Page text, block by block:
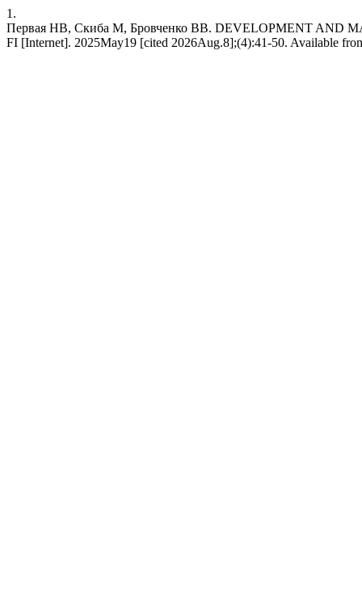
1.
Первая НВ, Скиба М, Бровченко ВВ. DEVELOPMENT AND
FI [Internet]. 2025May19 [cited 2026Aug.8];(4):41-50. Available